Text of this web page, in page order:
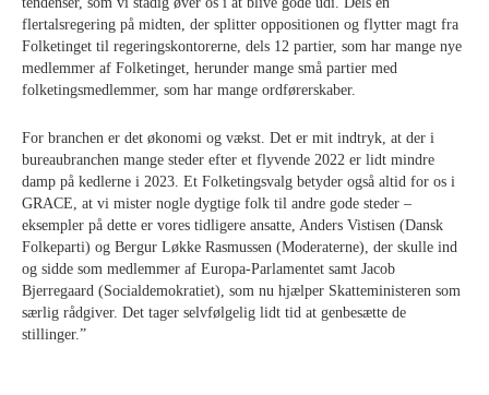
flertalsregering på midten, der splitter oppositionen og flytter magt fra
Folketinget til regeringskontorerne, dels 12 partier, som har mange nye
medlemmer af Folketinget, herunder mange små partier med
folketingsmedlemmer, som har mange ordførerskaber.
For branchen er det økonomi og vækst. Det er mit indtryk, at der i
bureaubranchen mange steder efter et flyvende 2022 er lidt mindre
damp på kedlerne i 2023. Et Folketingsvalg betyder også altid for os i
GRACE, at vi mister nogle dygtige folk til andre gode steder –
eksempler på dette er vores tidligere ansatte, Anders Vistisen (Dansk
Folkeparti) og Bergur Løkke Rasmussen (Moderaterne), der skulle ind
og sidde som medlemmer af Europa-Parlamentet samt Jacob
Bjerregaard (Socialdemokratiet), som nu hjælper Skatteministeren som
særlig rådgiver. Det tager selvfølgelig lidt tid at genbesætte de
stillinger.”